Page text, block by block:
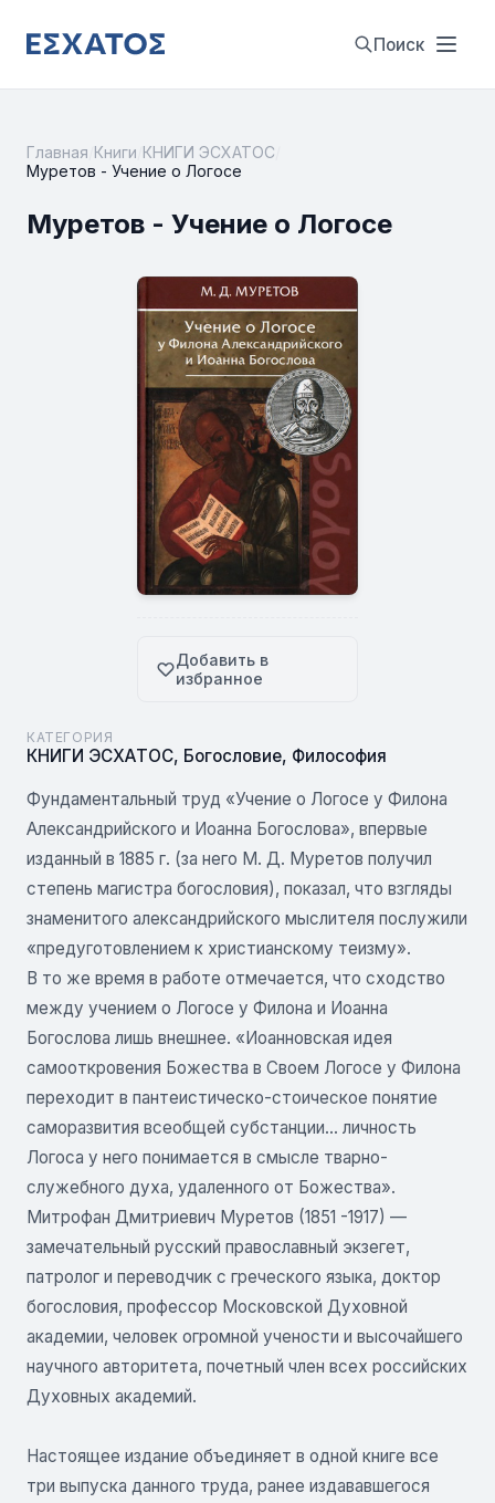
Поиск
Главная Книги КНИГИ ЭСХАТОС
Муретов - Учение о Логосе
Муретов - Учение о Логосе
Добавить в
избранное
КАТЕГОРИЯ
КНИГИ ЭСХАТОС, Богословие, Философия
Фундаментальный труд «Учение о Логосе у Филона
Александрийского и Иоанна Богослова», впервые
изданный в 1885 г. (за него М. Д. Муретов получил
степень магистра богословия), показал, что взгляды
знаменитого александрийского мыслителя послужили
«предуготовлением к христианскому теизму».
В то же время в работе отмечается, что сходство
между учением о Логосе у Филона и Иоанна
Богослова лишь внешнее. «Иоанновская идея
самооткровения Божества в Своем Логосе у Филона
переходит в пантеистическо-стоическое понятие
саморазвития всеобщей субстанции... личность
Логоса у него понимается в смысле тварно-
служебного духа, удаленного от Божества».
Митрофан Дмитриевич Муретов (1851 -1917) —
замечательный русский православный экзегет,
патролог и переводчик с греческого языка, доктор
богословия, профессор Московской Духовной
академии, человек огромной учености и высочайшего
научного авторитета, почетный член всех российских
Духовных академий.
Настоящее издание объединяет в одной книге все
три выпуска данного труда, ранее издававшегося